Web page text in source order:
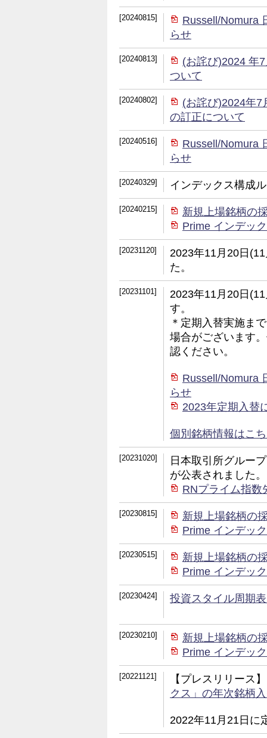
[20240815]
Russell/Nomura
らせ
[20240813]
(お詫び)2024 年
ついて
[20240802]
(お詫び)2024年7
の訂正について
[20240516]
Russell/Nomura
らせ
[20240329] インデックス構成
[20240215]
新規上場銘柄の
Prime インデッ
[20231120]
2023年11月20日
た。
[20231101]
2023年11月20日
す。
＊定期入替実施ま
場合がございます
認ください。
Russell/Nomura
らせ
2023年定期入替
個別銘柄情報はこ
[20231020]
日本取引所グルー
が公表されました。
RNプライム指数
[20230815]
新規上場銘柄の
Prime インデッ
[20230515]
新規上場銘柄の
Prime インデッ
[20230424] 投資スタイル周期
[20230210]
新規上場銘柄の
Prime インデッ
[20221121]
【プレスリリース】
クス」の年次銘柄
2022年11月21日に